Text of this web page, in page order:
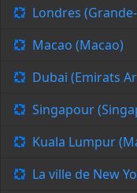
Londres
Macao (Macao)
Dubai (Emirats
Singapour
Kuala Lumpur
La ville de New